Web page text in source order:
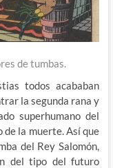
de tumbas.
todos acababan
la segunda rana y
superhumano del
la muerte. Así que
del Rey Salomón,
del tipo del futuro